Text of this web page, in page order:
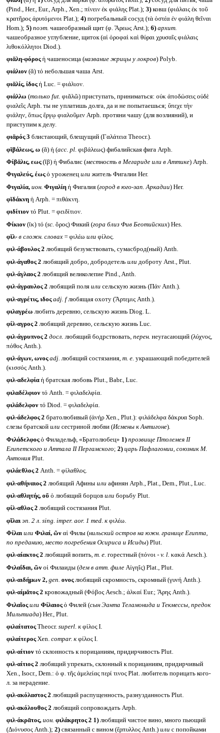
(Pind., Her., Eur., Arph., Xen.; πίνειν ἐκ φιάλης Plat.); 3)ковш (φιάλαις ἐκ τοῦ
κρατῆρος ἀρυτόμενοι Plat.); 4)погребальный сосуд (τὰ ὀστέα ἐν φιάλη θεῖναι
Hom.); 5) поэт. чашеобразный щит (φ. Ἄρεως Arst.); 6) архит.
чашеобразное углубление, щиток (αἱ ὀροφαὶ καὶ θύραι χρυσαῖς φιάλαις
λιθοκόλλητοι Diod.).
φιᾰλη-φόροςἡ чашеносица (название жрицы у локров) Polyb.
φιάλιον(ᾰ) τό небольшая чаша Arst.
φιᾰλίς, ίδοςἡ Luc. = φιάλιον.
φιάλλω (только fut. φιᾰλῶ) приступать, приниматься: οὐκ ἀποδώσεις οὐδὲ
φιαλεῖς Arph. ты не уплатишь долга, да и не попытаешься; ὕπεχε τὴν
φιάλην, ὅπως ἔργῳ φιαλοῦμεν Arph. протяни чашу (для возлияний), и
приступим к делу.
φιᾰρός 3 блистающий, блещущий (Γαλάτεια Theocr.).
φῐβάλεως, ω (ᾰ) ἡ (acc. pl. φιβάλεως) фибалийская фига Arph.
Φίβᾰλις, εως(ῐβ) ἡ Фибалис (местность в Мегариде или в Аттике) Arph.
Φιγαλεύς, έωςὁ уроженец или житель Фигалии Her.
Φιγαλία, ион. Φιγαλίη ἡ Фигалия (город в юго-зап. Аркадии) Her.
φῐδάκνη ἡ Arph. = πιθάκνη.
φιδίτιον τό Plut. = φειδίτιον.
Φίκιον (ῑκ) τό (sc. ὄρος) Фикий (гора близ Фив Беотийских) Hes.
φῐλ- в сложн. словах= φιλέω или φίλος.
φιλ-άβουλος 2 любящий безумствовать, сумасброд(ный) Anth.
φιλ-άγαθος 2 любящий добро, добродетель или доброту Arst., Plut.
φιλ-άγλαος 2 любящий великолепие Pind., Anth.
φιλ-άγραυλος 2 любящий поля или сельскую жизнь (Πάν Anth.).
φιλ-αγρέτις, ιδοςadj. fлюбящая охоту (Ἄρτεμις Anth.).
φιλαγρέω любить деревню, сельскую жизнь Diog. L.
φίλ-αγρος 2 любящий деревню, сельскую жизнь Luc.
φιλ-άγρυπνος 2 досл. любящий бодрствовать, перен. неугасающий (λύχνος,
πόθος Anth.).
φιλ-άγων, ωνοςadj. любящий состязания, т. е. украшающий победителей
(κισσός Anth.).
φιλ-αδελφία ἡ братская любовь Plut., Babr., Luc.
φιλαδέλφιον τό Anth. = φιλαδελφία.
φιλάδελφον τό Diod. = φιλαδελφία.
φιλ-άδελφος 2 братолюбивый (ἀνήρ Xen., Plut.): φιλάδελφα δάκρυα Soph.
слезы братской или сестриной любви (Исмены к Антигоне).
Φιλάδελφοςὁ Филадельф, «Братолюбец» 1) прозвище Птолемея II
Египетского и Аттала II Пергамского; 2) царь Пафлагонии, союзник М.
АнтонияPlut.
φιλάεθλος 2 Anth. = φίλαθλος.
φιλ-αθήναιος 2 любящий Афины или афинян Arph., Plat., Dem., Plut., Luc.
φιλ-αθλητής, οῦὁ любящий борцов или борьбу Plut.
φίλ-αθλος 2 любящий состязания Plut.
φῖλαι эп. 2 л. sing. imper. aor. 1 med. кφιλέω.
Φίλαι или Φιλαί, ῶναἱ Филы (нильский остров на южн. границе Египта,
по преданию, место погребения Осириса и Исиды) Plut.
φιλ-αίακτος 2 любящий вопить, т. е. горестный (πόνοι - v. l. κακά Aesch.).
Φιλαΐδαι, ῶνοἱ Филаиды (дем в атт. филеΑἰγηΐς) Plat., Plut.
φιλ-αιδήμων 2, gen. ονοςлюбящий скромность, скромный (γυνή Anth.).
φιλ-αίμᾰτος 2 кровожадный (Φόβος Aesch.; ἀλκαί Eur.; Ἄρης Anth.).
Φιλαῖοςили Φίλαιοςὁ Филей (сын Эанта Теламонида и Текмессы, предок
Мильтиада) Her., Plut.
φιλαίτατοςTheocr. superl. кφίλος I.
φιλαίτεροςXen. compar. кφίλος I.
φιλ-αίτιον τό склонность к порицаниям, придирчивость Plut.
φιλ-αίτιος 2 любящий упрекать, склонный к порицаниям, придирчивый
Xen., Isocr., Dem.: ὁ φ. τῆς ἀμελείας περί τινος Plat. любитель порицать кого-
л. за нерадение.
φιλ-ακόλαστος 2 любящий распущенность, разнузданность Plut.
φιλ-ακόλουθος 2 любящий сопровождать Arph.
φιλ-άκρᾱτος, ион. φιλάκρητος 2 1)любящий чистое вино, много пьющий
(Διόνυσος Anth.); 2)связанный с вином (ἕρπυλλος Anth.) или с попойками